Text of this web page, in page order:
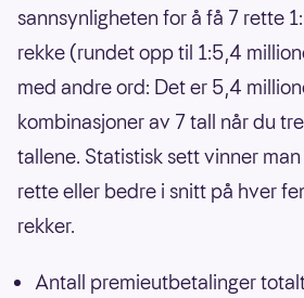
sannsynligheten for å få 7 rette
rekke (rundet opp til 1:5,4
med andre ord: Det er 5,4
kombinasjoner av 7 tall når du
tallene. Statistisk sett vinner
rette eller bedre i snitt på hver
rekker.
Antall premieutbetalinger